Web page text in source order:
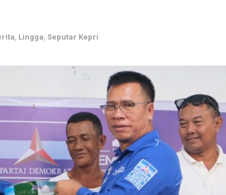
Lingga Seputar Kepri